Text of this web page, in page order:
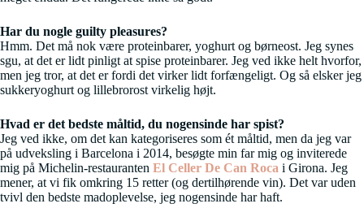
Har du nogle guilty pleasures?
Hmm. Det må nok være proteinbarer, yoghurt og børneost. Jeg synes
sgu, at det er lidt pinligt at spise proteinbarer. Jeg ved ikke helt hvorfor,
men jeg tror, at det er fordi det virker lidt forfængeligt. Og så elsker jeg
sukkeryoghurt og lillebrorost virkelig højt.
Hvad er det bedste måltid, du nogensinde har spist?
Jeg ved ikke, om det kan kategoriseres som ét måltid, men da jeg var
på udveksling i Barcelona i 2014, besøgte min far mig og inviterede
mig på Michelin-restauranten El Celler De Can Roca i Girona. Jeg
mener, at vi fik omkring 15 retter (og dertilhørende vin). Det var uden
tvivl den bedste madoplevelse, jeg nogensinde har haft.